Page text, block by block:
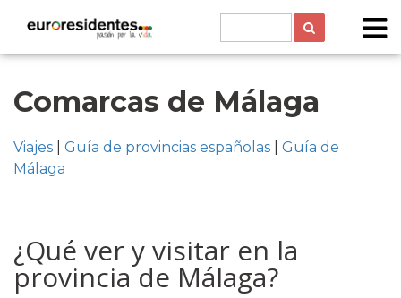
Comarcas de Málaga
Viajes Guía de provincias españolas
Guía de
Málaga
¿Qué ver y visitar en la
provincia de Málaga?